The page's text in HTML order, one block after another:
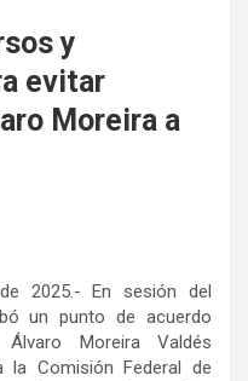
y
evitar
Moreira a
2025.- En sesión del
un punto de acuerdo
Moreira Valdés
Comisión Federal de